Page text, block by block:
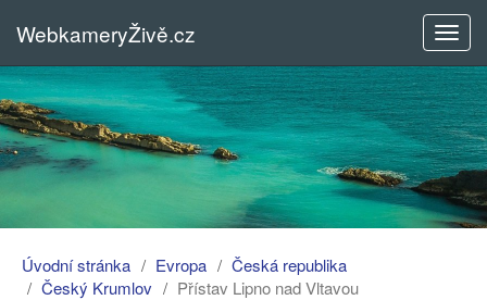
menu
WebkameryŽivě.cz
Úvodní stránka Evropa
Česká republika
Český Krumlov
Přístav Lipno nad Vltavou